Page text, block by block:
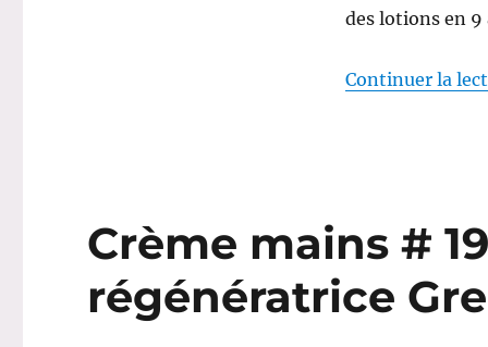
des lotions en 9
Continuer la
Crème mains #
régénératrice